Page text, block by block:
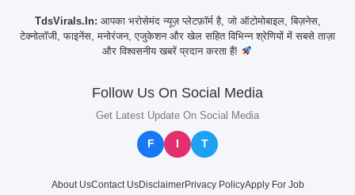
TdsVirals.In: आपका भरोसेमंद न्यूज़ प्लेटफ़ॉर्म है, जो ऑटोमोबाइल, बिज़नेस,
टेक्नोलॉजी, फाइनेंस, मनोरंजन, एजुकेशन और खेल सहित विभिन्न श्रेणियों में सबसे ताज़ा
और विश्वसनीय खबरें प्रदान करता हैं!
Follow Us On Social Media
Get Latest Update On Social Media
F I T
About UsContact UsDisclaimerPrivacy PolicyApply For Job